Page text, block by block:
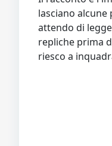
lasciano alcune
attendo di
repliche prima
riesco a